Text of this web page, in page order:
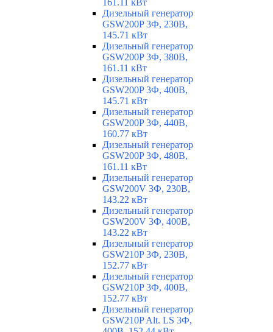
161.11 кВт
Дизельный генератор
GSW200P 3Ф, 230В,
145.71 кВт
Дизельный генератор
GSW200P 3Ф, 380В,
161.11 кВт
Дизельный генератор
GSW200P 3Ф, 400В,
145.71 кВт
Дизельный генератор
GSW200P 3Ф, 440В,
160.77 кВт
Дизельный генератор
GSW200P 3Ф, 480В,
161.11 кВт
Дизельный генератор
GSW200V 3Ф, 230В,
143.22 кВт
Дизельный генератор
GSW200V 3Ф, 400В,
143.22 кВт
Дизельный генератор
GSW210P 3Ф, 230В,
152.77 кВт
Дизельный генератор
GSW210P 3Ф, 400В,
152.77 кВт
Дизельный генератор
GSW210P Alt. LS 3Ф,